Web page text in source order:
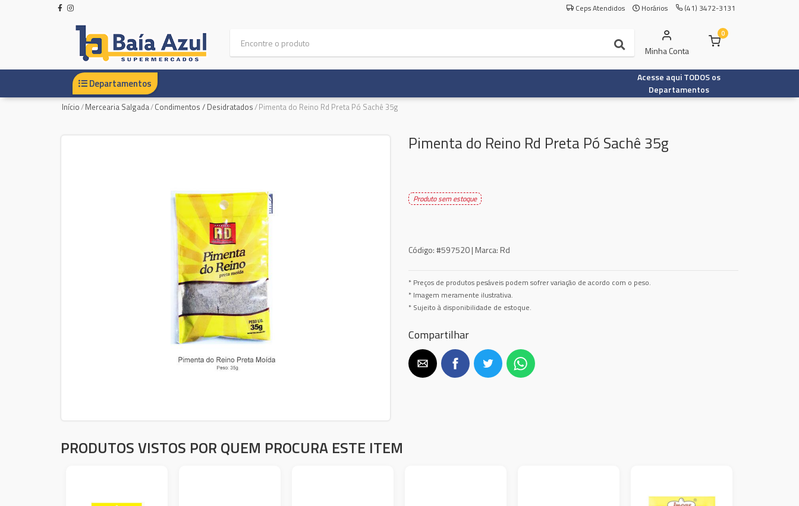
Ceps Atendidos Horários (41) 3472-3131
Minha Conta
0
Departamentos
Acesse aqui TODOS os
Departamentos
Início/Mercearia Salgada/Condimentos / Desidratados/Pimenta do Reino Rd Preta Pó Sachê 35g
Pimenta do Reino Rd Preta Pó Sachê 35g
Produto sem estoque
Código:#597520 | Marca: Rd
* Preços de produtos pesáveis podem sofrer variação de acordo com o peso.
* Imagem meramente ilustrativa.
* Sujeito à disponibilidade de estoque.
Compartilhar
PRODUTOS VISTOS POR QUEM PROCURA ESTE ITEM